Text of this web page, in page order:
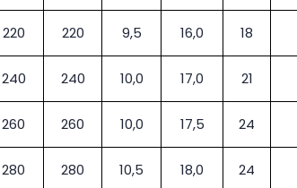
220 220 9,5 16,0 18
240 240 10,0 17,0 21
260 260 10,0 17,5 24
280 280 10,5 18,0 24